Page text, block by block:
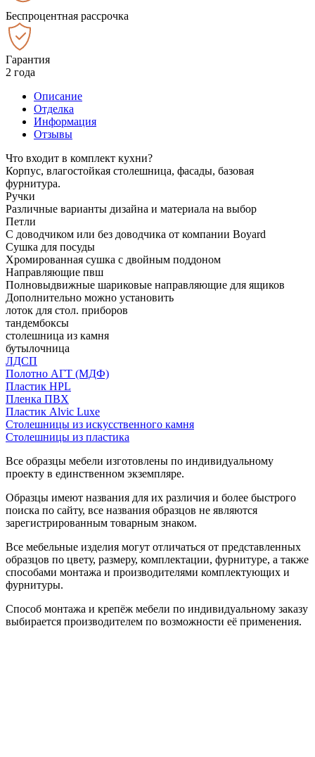
Беспроцентная рассрочка
Гарантия
2 года
Описание
Отделка
Информация
Отзывы
Что входит в комплект кухни?
Корпус, влагостойкая столешница, фасады, базовая
фурнитура.
Ручки
Различные варианты дизайна и материала на выбор
Петли
С доводчиком или без доводчика от компании Boyard
Сушка для посуды
Хромированная сушка с двойным поддоном
Направляющие пвш
Полновыдвижные шариковые направляющие для ящиков
Дополнительно можно установить
лоток для стол. приборов
тандембоксы
столешница из камня
бутылочница
ЛДСП
Полотно АГТ (МДФ)
Пластик HPL
Пленка ПВХ
Пластик Alvic Luxe
Столешницы из искусственного камня
Столешницы из пластика
Все образцы мебели изготовлены по индивидуальному
проекту в единственном экземпляре.
Образцы имеют названия для их различия и более быстрого
поиска по сайту, все названия образцов не являются
зарегистрированным товарным знаком.
Все мебельные изделия могут отличаться от представленных
образцов по цвету, размеру, комплектации, фурнитуре, а также
способами монтажа и производителями комплектующих и
фурнитуры.
Способ монтажа и крепёж мебели по индивидуальному заказу
выбирается производителем по возможности её применения.